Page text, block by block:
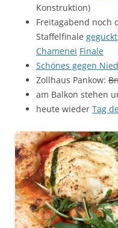
Konstruktion)
Freitagabend noch
Staffelfinale geguckt
Chamenei Finale
Schönes gegen
Zollhaus Pankow:
am Balkon stehen
heute wieder Tag